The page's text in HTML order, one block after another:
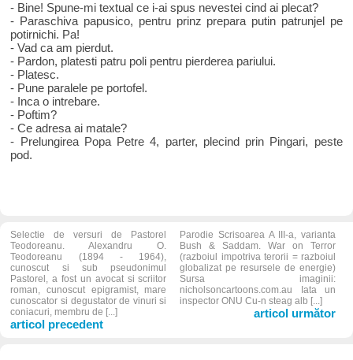
- Bine! Spune-mi textual ce i-ai spus nevestei cind ai plecat?
- Paraschiva papusico, pentru prinz prepara putin patrunjel pe
potirnichi. Pa!
- Vad ca am pierdut.
- Pardon, platesti patru poli pentru pierderea pariului.
- Platesc.
- Pune paralele pe portofel.
- Inca o intrebare.
- Poftim?
- Ce adresa ai matale?
- Prelungirea Popa Petre 4, parter, plecind prin Pingari, peste
pod.
Selectie de versuri de Pastorel
Teodoreanu. Alexandru O.
Teodoreanu (1894 - 1964),
cunoscut si sub pseudonimul
Pastorel, a fost un avocat si scriitor
roman, cunoscut epigramist, mare
cunoscator si degustator de vinuri si
coniacuri, membru de [...]
articol precedent
Parodie Scrisoarea A III-a, varianta
Bush & Saddam. War on Terror
(razboiul impotriva terorii = razboiul
globalizat pe resursele de energie)
Sursa imaginii:
nicholsoncartoons.com.au Iata un
inspector ONU Cu-n steag alb [...]
articol următor